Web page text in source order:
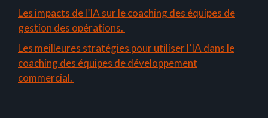
Les impacts de l’IA sur le coaching des équipes de
gestion des opérations.
Les meilleures stratégies pour utiliser l’IA dans le
coaching des équipes de développement
commercial.